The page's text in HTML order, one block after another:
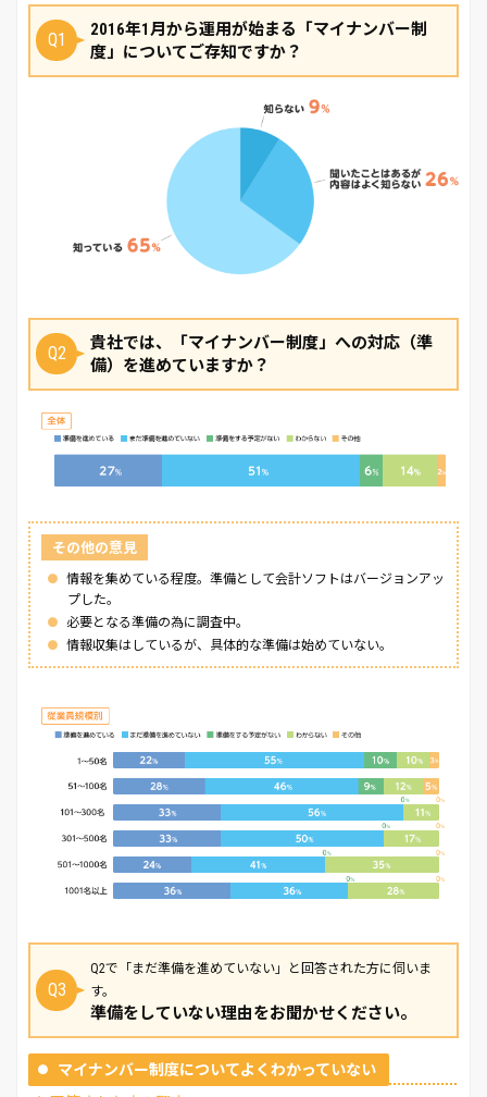
Q1
2016年1月から運用が始まる「マイナンバー制
度」についてご存知ですか？
Q2
貴社では、「マイナンバー制度」への対応（準
備）を進めていますか？
その他の意見
情報を集めている程度。準備として会計ソフトはバージョンアッ
プした。
必要となる準備の為に調査中。
情報収集はしているが、具体的な準備は始めていない。
Q3
Q2で「まだ準備を進めていない」と回答された方に伺いま
す。
準備をしていない理由をお聞かせください。
マイナンバー制度についてよくわかっていない